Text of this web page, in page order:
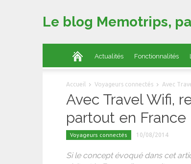
Le blog Memotrips,
Actualités Fonctionnalités
Accueil Voyageurs connectés Avec
Avec Travel Wifi,
partout en France
Voyageurs connectés 10/08/2014
Si le concept évoqué dans cet